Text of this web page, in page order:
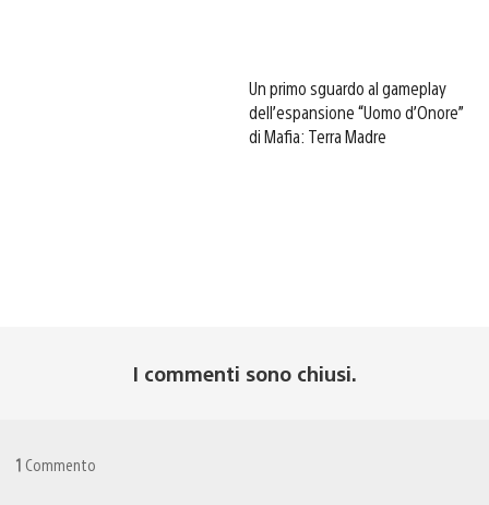
Un primo sguardo al gameplay
dell’espansione “Uomo d’Onore”
di Mafia: Terra Madre
I commenti sono chiusi.
1 Commento